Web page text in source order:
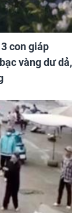
con giáp
vàng dư dả,